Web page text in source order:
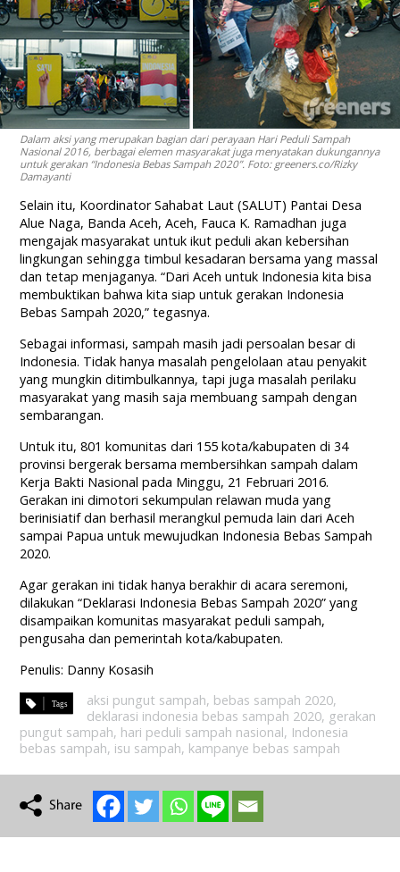
Dalam aksi yang merupakan bagian dari perayaan Hari Peduli Sampah
Nasional 2016, berbagai elemen masyarakat juga menyatakan dukungannya
untuk gerakan “Indonesia Bebas Sampah 2020”. Foto: greeners.co/Rizky
Damayanti
Selain itu, Koordinator Sahabat Laut (SALUT) Pantai Desa
Alue Naga, Banda Aceh, Aceh, Fauca K. Ramadhan juga
mengajak masyarakat untuk ikut peduli akan kebersihan
lingkungan sehingga timbul kesadaran bersama yang massal
dan tetap menjaganya. “Dari Aceh untuk Indonesia kita bisa
membuktikan bahwa kita siap untuk gerakan Indonesia
Bebas Sampah 2020,” tegasnya.
Sebagai informasi, sampah masih jadi persoalan besar di
Indonesia. Tidak hanya masalah pengelolaan atau penyakit
yang mungkin ditimbulkannya, tapi juga masalah perilaku
masyarakat yang masih saja membuang sampah dengan
sembarangan.
Untuk itu, 801 komunitas dari 155 kota/kabupaten di 34
provinsi bergerak bersama membersihkan sampah dalam
Kerja Bakti Nasional pada Minggu, 21 Februari 2016.
Gerakan ini dimotori sekumpulan relawan muda yang
berinisiatif dan berhasil merangkul pemuda lain dari Aceh
sampai Papua untuk mewujudkan Indonesia Bebas Sampah
2020.
Agar gerakan ini tidak hanya berakhir di acara seremoni,
dilakukan “Deklarasi Indonesia Bebas Sampah 2020” yang
disampaikan komunitas masyarakat peduli sampah,
pengusaha dan pemerintah kota/kabupaten.
Penulis: Danny Kosasih
aksi pungut sampah, bebas sampah 2020,
deklarasi indonesia bebas sampah 2020, gerakan
pungut sampah, hari peduli sampah nasional, Indonesia
bebas sampah, isu sampah, kampanye bebas sampah